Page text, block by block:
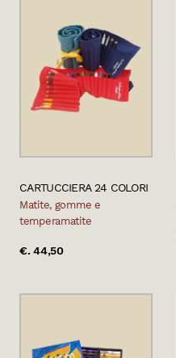
CARTUCCIERA 24 COLORI
Matite, gomme e
temperamatite
€. 44,50